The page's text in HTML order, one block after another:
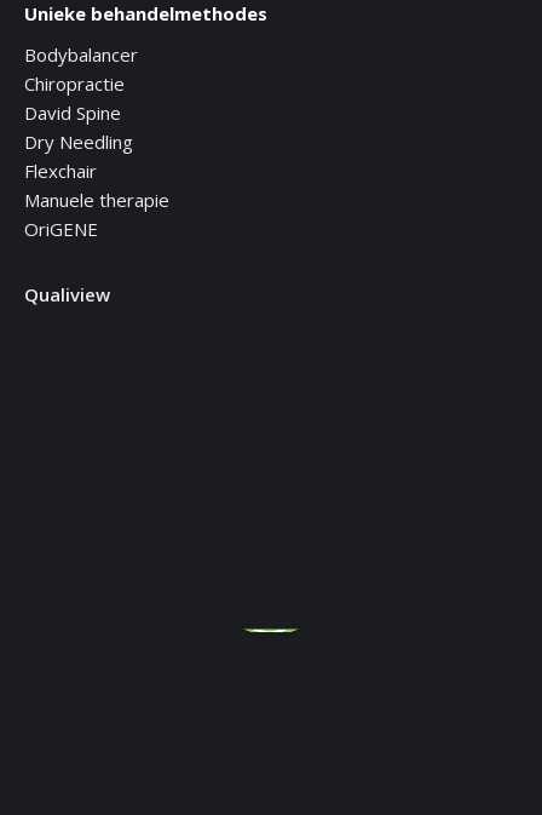
Unieke behandelmethodes
Bodybalancer
Chiropractie
David Spine
Dry Needling
Flexchair
Manuele therapie
OriGENE
Qualiview